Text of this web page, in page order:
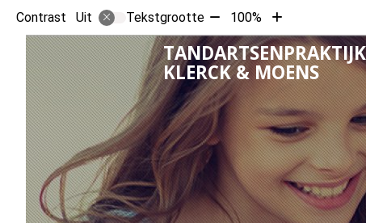
Contrast Uit Tekstgrootte Tekst
verkleinen
met
10%
100%
Tekst
vergroten
met
10%
KLERCK & MOENS